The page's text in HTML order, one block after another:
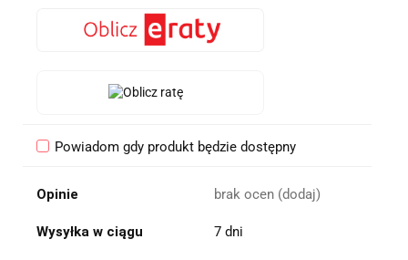
Powiadom gdy produkt będzie dostępny
Opinie brak ocen (dodaj)
Wysyłka w ciągu 7 dni